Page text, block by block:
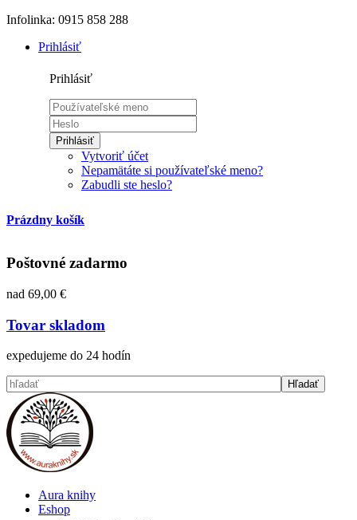
Infolinka: 0915 858 288
Prihlásiť
Prihlásiť
Prihlásiť
Vytvoriť účet
Nepamätáte si používateľské meno?
Zabudli ste heslo?
Prázdny košík
Poštovné zadarmo
nad 69,00 €
Tovar skladom
expedujeme do 24 hodín
Aura knihy
Eshop